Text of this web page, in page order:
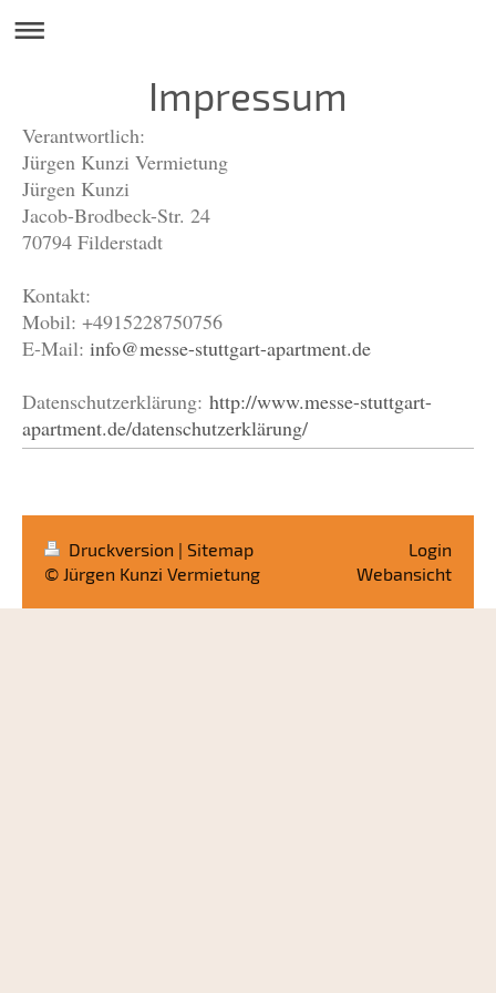
Impressum
Verantwortlich:
Jürgen Kunzi Vermietung
Jürgen Kunzi
Jacob-Brodbeck-Str. 24
70794 Filderstadt
Kontakt:
Mobil: +4915228750756
E-Mail: info@messe-stuttgart-apartment.de
Datenschutzerklärung: http://www.messe-stuttgart-
apartment.de/datenschutzerklärung/
Druckversion | Sitemap
© Jürgen Kunzi Vermietung
Login
Webansicht